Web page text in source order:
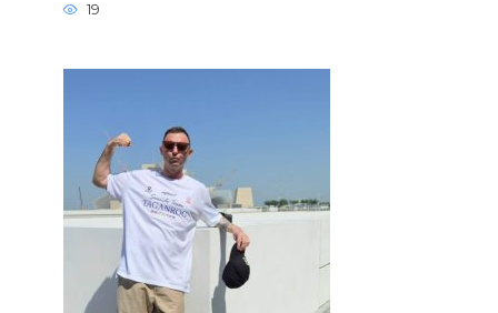
19